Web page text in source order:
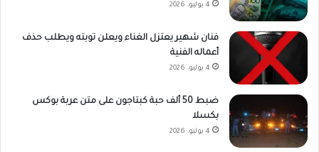
4 يوليو، 2026
فنان شهير يعتزل الغناء ويعلن توبته ويطلب حذف
أعماله الفنية
4 يوليو، 2026
ضبط 50 ألف حبة كبتاجون على متن عربة بوكس
بكسلا
4 يوليو، 2026